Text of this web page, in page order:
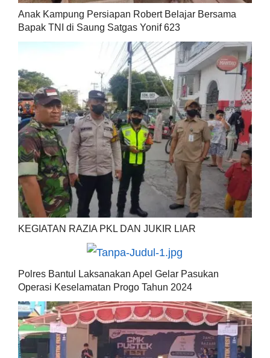
Anak Kampung Persiapan Robert Belajar Bersama
Bapak TNI di Saung Satgas Yonif 623
KEGIATAN RAZIA PKL DAN JUKIR LIAR
Polres Bantul Laksanakan Apel Gelar Pasukan
Operasi Keselamatan Progo Tahun 2024